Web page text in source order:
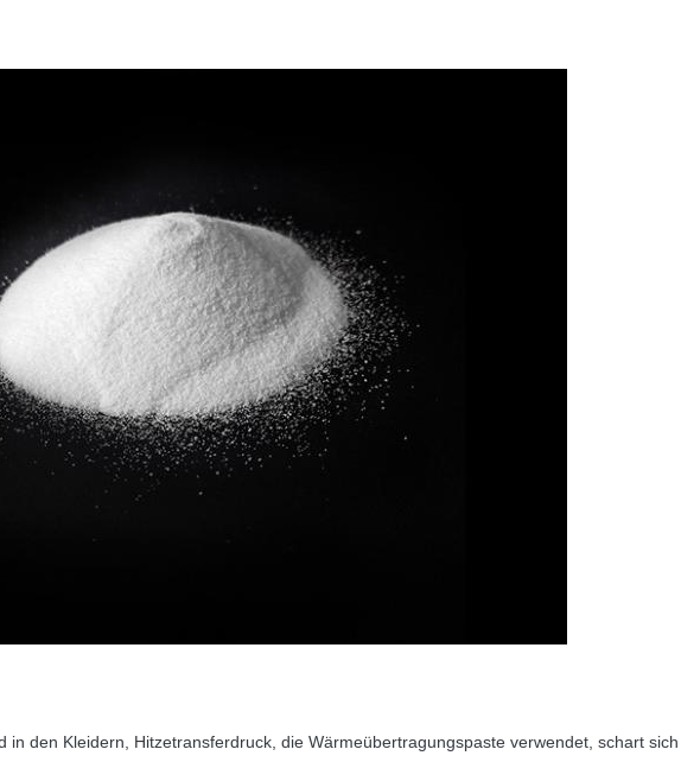
in den Kleidern, Hitzetransferdruck, die Wärmeübertragungspaste verwendet, schart